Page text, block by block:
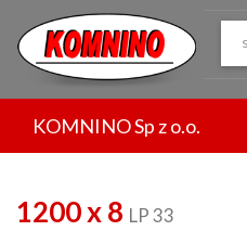
treści
KOMNINO Sp z o.o.
1200 x 8 LP 33